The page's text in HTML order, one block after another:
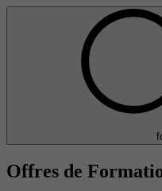
Offres de